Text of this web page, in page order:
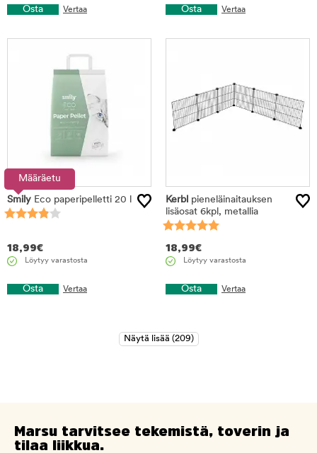
Osta Vertaa Osta Vertaa
Määräetu
Smily Eco paperipelletti 20 l
18,99€
Löytyy varastosta
Osta Vertaa
Kerbl pieneläinaitauksen
lisäosat 6kpl, metallia
18,99€
Löytyy varastosta
Osta Vertaa
Marsu tarvitsee tekemistä, toverin ja
tilaa liikkua.